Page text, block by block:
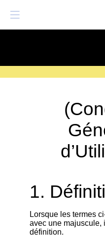
1.
Lorsque les termes
avec une majuscule,
définition.